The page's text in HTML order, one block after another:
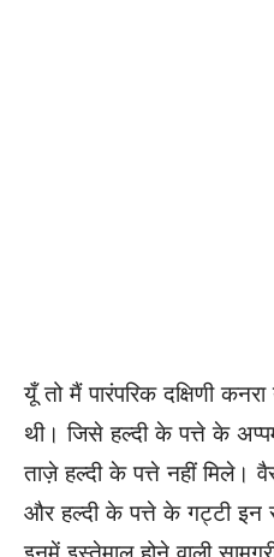
यूँ तो मैं पारंपरिक दक्षिणी
थी। जिसे हल्दी के पत्ते के
ताज़े हल्दी के पत्ते नहीं मिले।
और हल्दी के पत्ते के गट्टी